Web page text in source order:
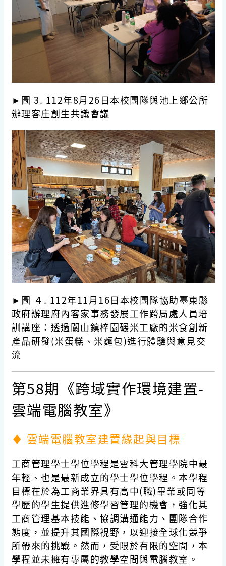
►圖 3. 112年8月26日本校團隊與池上鄉公所
辦理客庄創生共識會議
►圖 ４. 112年11月16日本校團隊協助臺東縣
政府辦理府內客家事務發展工作跨局處人員培
訓講座：透過關山鎮梓園碾米工廠的米食創新
產品研發(米蛋糕、米麵包)進行體驗與意見交
流
第58期《跨域實作環境建置-
雲端電腦教室》
♦ 雲端電腦教室建置緣起與目標
工商管理學士學位學程是雲科大管理學院中最
年輕、也是最新成立的學士學位學程。本學程
目標在於為工商業界具有高中(職)畢業或同等
學歷的學生提供進修學習管理的機會，強化其
工商管理基本技能、協調溝通能力、團隊合作
態度，並提升其國際視野，以迎接全球化競爭
所帶來的挑戰。然而，受限於有限的空間，本
學程並未擁有專屬的教學空間與電腦教室。